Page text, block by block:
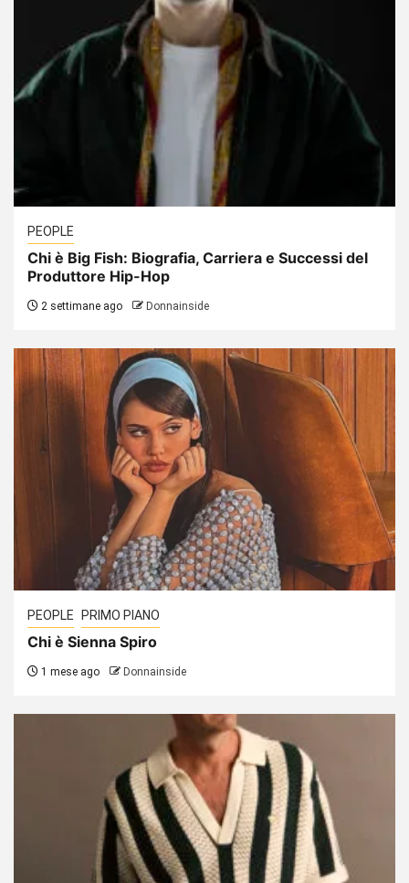
PEOPLE
Chi è Big Fish: Biografia, Carriera e Successi del
Produttore Hip-Hop
2 settimane ago Donnainside
PEOPLE PRIMO PIANO
Chi è Sienna Spiro
1 mese ago Donnainside